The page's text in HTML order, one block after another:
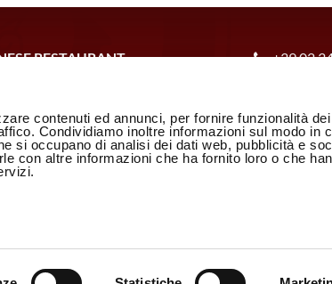
contenuti ed annunci, per fornire funzionalità
Condividiamo inoltre informazioni sul modo in
si occupano di analisi dei dati web, pubblicità e
con altre informazioni che ha fornito loro o che
RESTAURANT
Privacy
Aperto dal
Aperto
Aperto
Chiuso il
CLICCA
presso il